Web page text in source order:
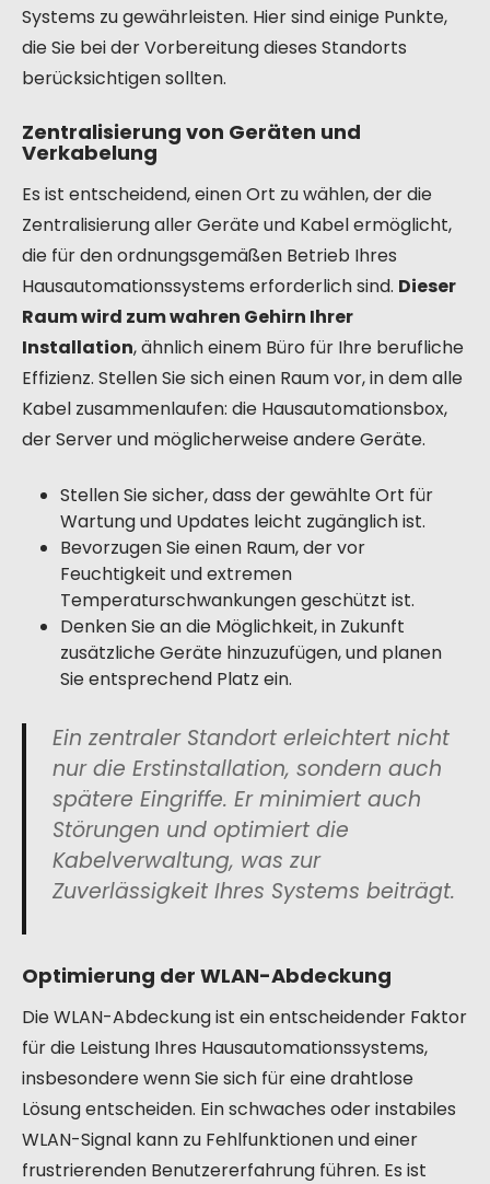
Systems zu gewährleisten. Hier sind einige Punkte,
die Sie bei der Vorbereitung dieses Standorts
berücksichtigen sollten.
Zentralisierung von Geräten und
Verkabelung
Es ist entscheidend, einen Ort zu wählen, der die
Zentralisierung aller Geräte und Kabel ermöglicht,
die für den ordnungsgemäßen Betrieb Ihres
Hausautomationssystems erforderlich sind. Dieser
Raum wird zum wahren Gehirn Ihrer
Installation, ähnlich einem Büro für Ihre berufliche
Effizienz. Stellen Sie sich einen Raum vor, in dem alle
Kabel zusammenlaufen: die Hausautomationsbox,
der Server und möglicherweise andere Geräte.
Stellen Sie sicher, dass der gewählte Ort für
Wartung und Updates leicht zugänglich ist.
Bevorzugen Sie einen Raum, der vor
Feuchtigkeit und extremen
Temperaturschwankungen geschützt ist.
Denken Sie an die Möglichkeit, in Zukunft
zusätzliche Geräte hinzuzufügen, und planen
Sie entsprechend Platz ein.
Ein zentraler Standort erleichtert nicht
nur die Erstinstallation, sondern auch
spätere Eingriffe. Er minimiert auch
Störungen und optimiert die
Kabelverwaltung, was zur
Zuverlässigkeit Ihres Systems beiträgt.
Optimierung der WLAN-Abdeckung
Die WLAN-Abdeckung ist ein entscheidender Faktor
für die Leistung Ihres Hausautomationssystems,
insbesondere wenn Sie sich für eine drahtlose
Lösung entscheiden. Ein schwaches oder instabiles
WLAN-Signal kann zu Fehlfunktionen und einer
frustrierenden Benutzererfahrung führen. Es ist